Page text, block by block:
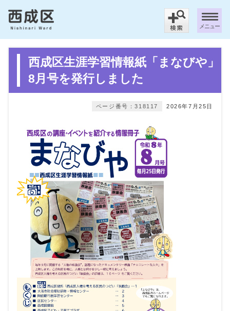
メニュー
西成区生涯学習情報紙「まなびや」
8月号を発行しました
2026年7月25日
ページ番号：318117